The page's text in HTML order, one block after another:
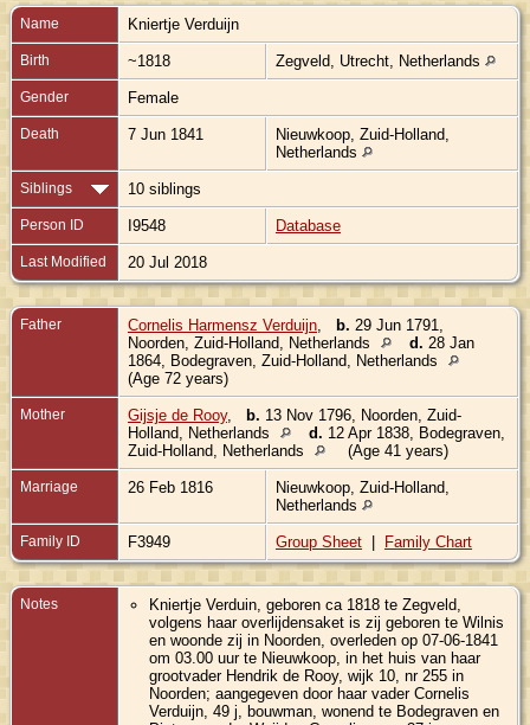
Name Kniertje Verduijn
Birth ~1818 Zegveld, Utrecht, Netherlands
Gender Female
Death 7 Jun 1841
Nieuwkoop, Zuid-Holland,
Netherlands
Siblings 10 siblings
Person ID I9548 Database
Last Modified 20 Jul 2018
Father Cornelis Harmensz Verduijn b. 29 Jun 1791,
Noorden, Zuid-Holland, Netherlands
d. 28 Jan
1864, Bodegraven, Zuid-Holland, Netherlands
(Age 72 years)
Mother Gijsje de Rooy, b. 13 Nov 1796, Noorden, Zuid-
Holland, Netherlands
d. 12 Apr 1838, Bodegraven,
Zuid-Holland, Netherlands
(Age 41 years)
Marriage 26 Feb 1816
Nieuwkoop, Zuid-Holland,
Netherlands
Family ID F3949 Group Sheet | Family Chart
Notes
Kniertje Verduin, geboren ca 1818 te Zegveld,
volgens haar overlijdensaket is zij geboren te Wilnis
en woonde zij in Noorden, overleden op 07-06-1841
om 03.00 uur te Nieuwkoop, in het huis van haar
grootvader Hendrik de Rooy, wijk 10, nr 255 in
Noorden; aangegeven door haar vader Cornelis
Verduijn, 49 j, bouwman, wonend te Bodegraven en